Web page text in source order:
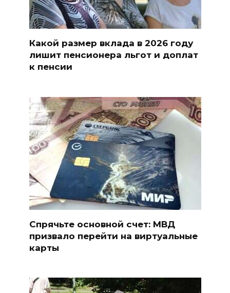
Какой размер вклада в 2026 году
лишит пенсионера льгот и доплат
к пенсии
Спрячьте основной счет: МВД
призвало перейти на виртуальные
карты